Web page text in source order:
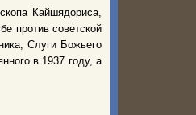
Кайшядориса,
против советской
Слуги Божьего
в 1937 году, а